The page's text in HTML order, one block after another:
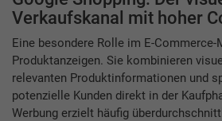
Verkaufskanal mit hoher
Eine besondere Rolle im E-
Produktanzeigen. Sie kombinieren
relevanten Produktinformationen und
potenzielle Kunden direkt in der
Werbung erzielt häufig